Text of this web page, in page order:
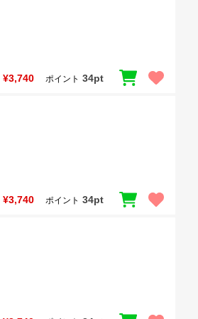
¥3,740 ポイント 34pt
¥3,740 ポイント 34pt